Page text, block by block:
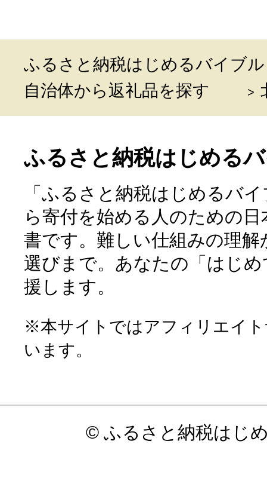
ふるさと納税はじめるバイブル
自治体から返礼品を探す
ふるさと納税はじめる
「ふるさと納税はじめるバ
ら寄付を始める人のための
書です。難しい仕組みの理
選びまで。あなたの「はじ
援します。
※本サイトではアフィリエイ
います。
© ふるさと納税はじ